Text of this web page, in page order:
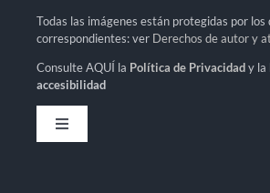
Todas las imágenes están protegidas por
correspondientes: ver Derechos de autor y
Consulte AQUÍ la Política de Privacidady la
accesibilidad
Toggle